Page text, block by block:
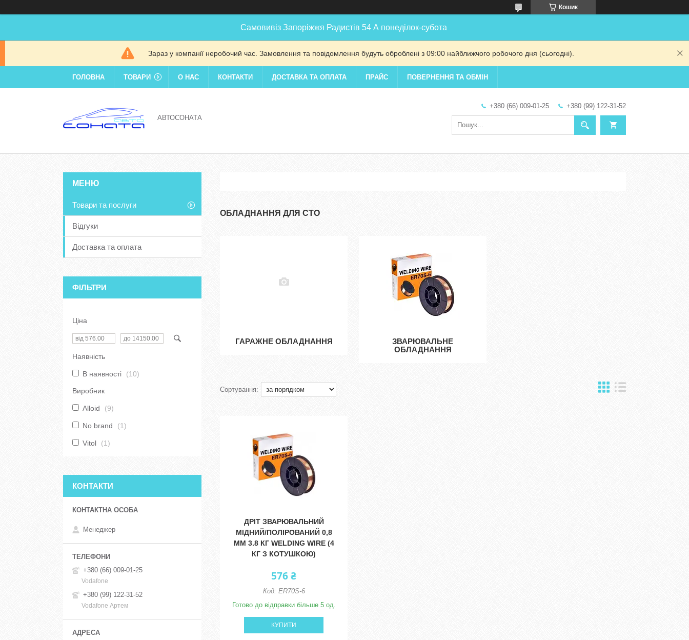
Кошик
Самовивіз Запоріжжя Радистів 54 А понеділок-субота
Зараз у компанії неробочий час. Замовлення та повідомлення будуть оброблені з 09:00 найближчого робочого дня (сьогодні).
ГОЛОВНА ТОВАРИ О НАС КОНТАКТИ ДОСТАВКА ТА ОПЛАТА ПРАЙС ПОВЕРНЕННЯ ТА ОБМІН
АВТОСОНАТА
+380 (66) 009-01-25 +380 (99) 122-31-52
ОБЛАДНАННЯ ДЛЯ СТО
ГАРАЖНЕ ОБЛАДНАННЯ
ЗВАРЮВАЛЬНЕ
ОБЛАДНАННЯ
ДРІТ ЗВАРЮВАЛЬНИЙ
МІДНИЙ/ПОЛІРОВАНИЙ 0,8
ММ 3.8 КГ WELDING WIRE (4
КГ З КОТУШКОЮ)
576 ₴
ER70S-6
Готово до відправки більше 5 од.
КУПИТИ
Товари та послуги
Відгуки
Доставка та оплата
ФІЛЬТРИ
Ціна
Наявність
В наявності 10
Виробник
Alloid 9
No brand 1
Vitol 1
КОНТАКТИ
Менеджер
+380 (66) 009-01-25
Vodafone
+380 (99) 122-31-52
Vodafone Артем